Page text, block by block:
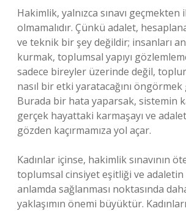
Hakimlik, yalnızca sınavı geçmekten
olmamalıdır. Çünkü adalet,
ve teknik bir şey değildir; insanları
kurmak, toplumsal yapıyı
sadece bireyler üzerinde değil,
nasıl bir etki yaratacağını
Burada bir hata yaparsak, sistemin
gerçek hayattaki karmaşayı ve
gözden kaçırmamıza yol açar.
Kadınlar içinse, hakimlik sınavının
toplumsal cinsiyet eşitliği ve
anlamda sağlanması noktasında
yaklaşımın önemi büyüktür.